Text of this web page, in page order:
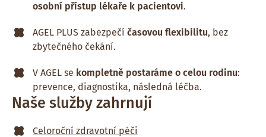
osobní přístup lékaře k pacientovi.
AGEL PLUS zabezpečí časovou flexibilitu, bez
zbytečného čekání.
V AGEL se kompletně postaráme o celou rodinu:
prevence, diagnostika, následná léčba.
Naše služby zahrnují
Celoroční zdravotní péči